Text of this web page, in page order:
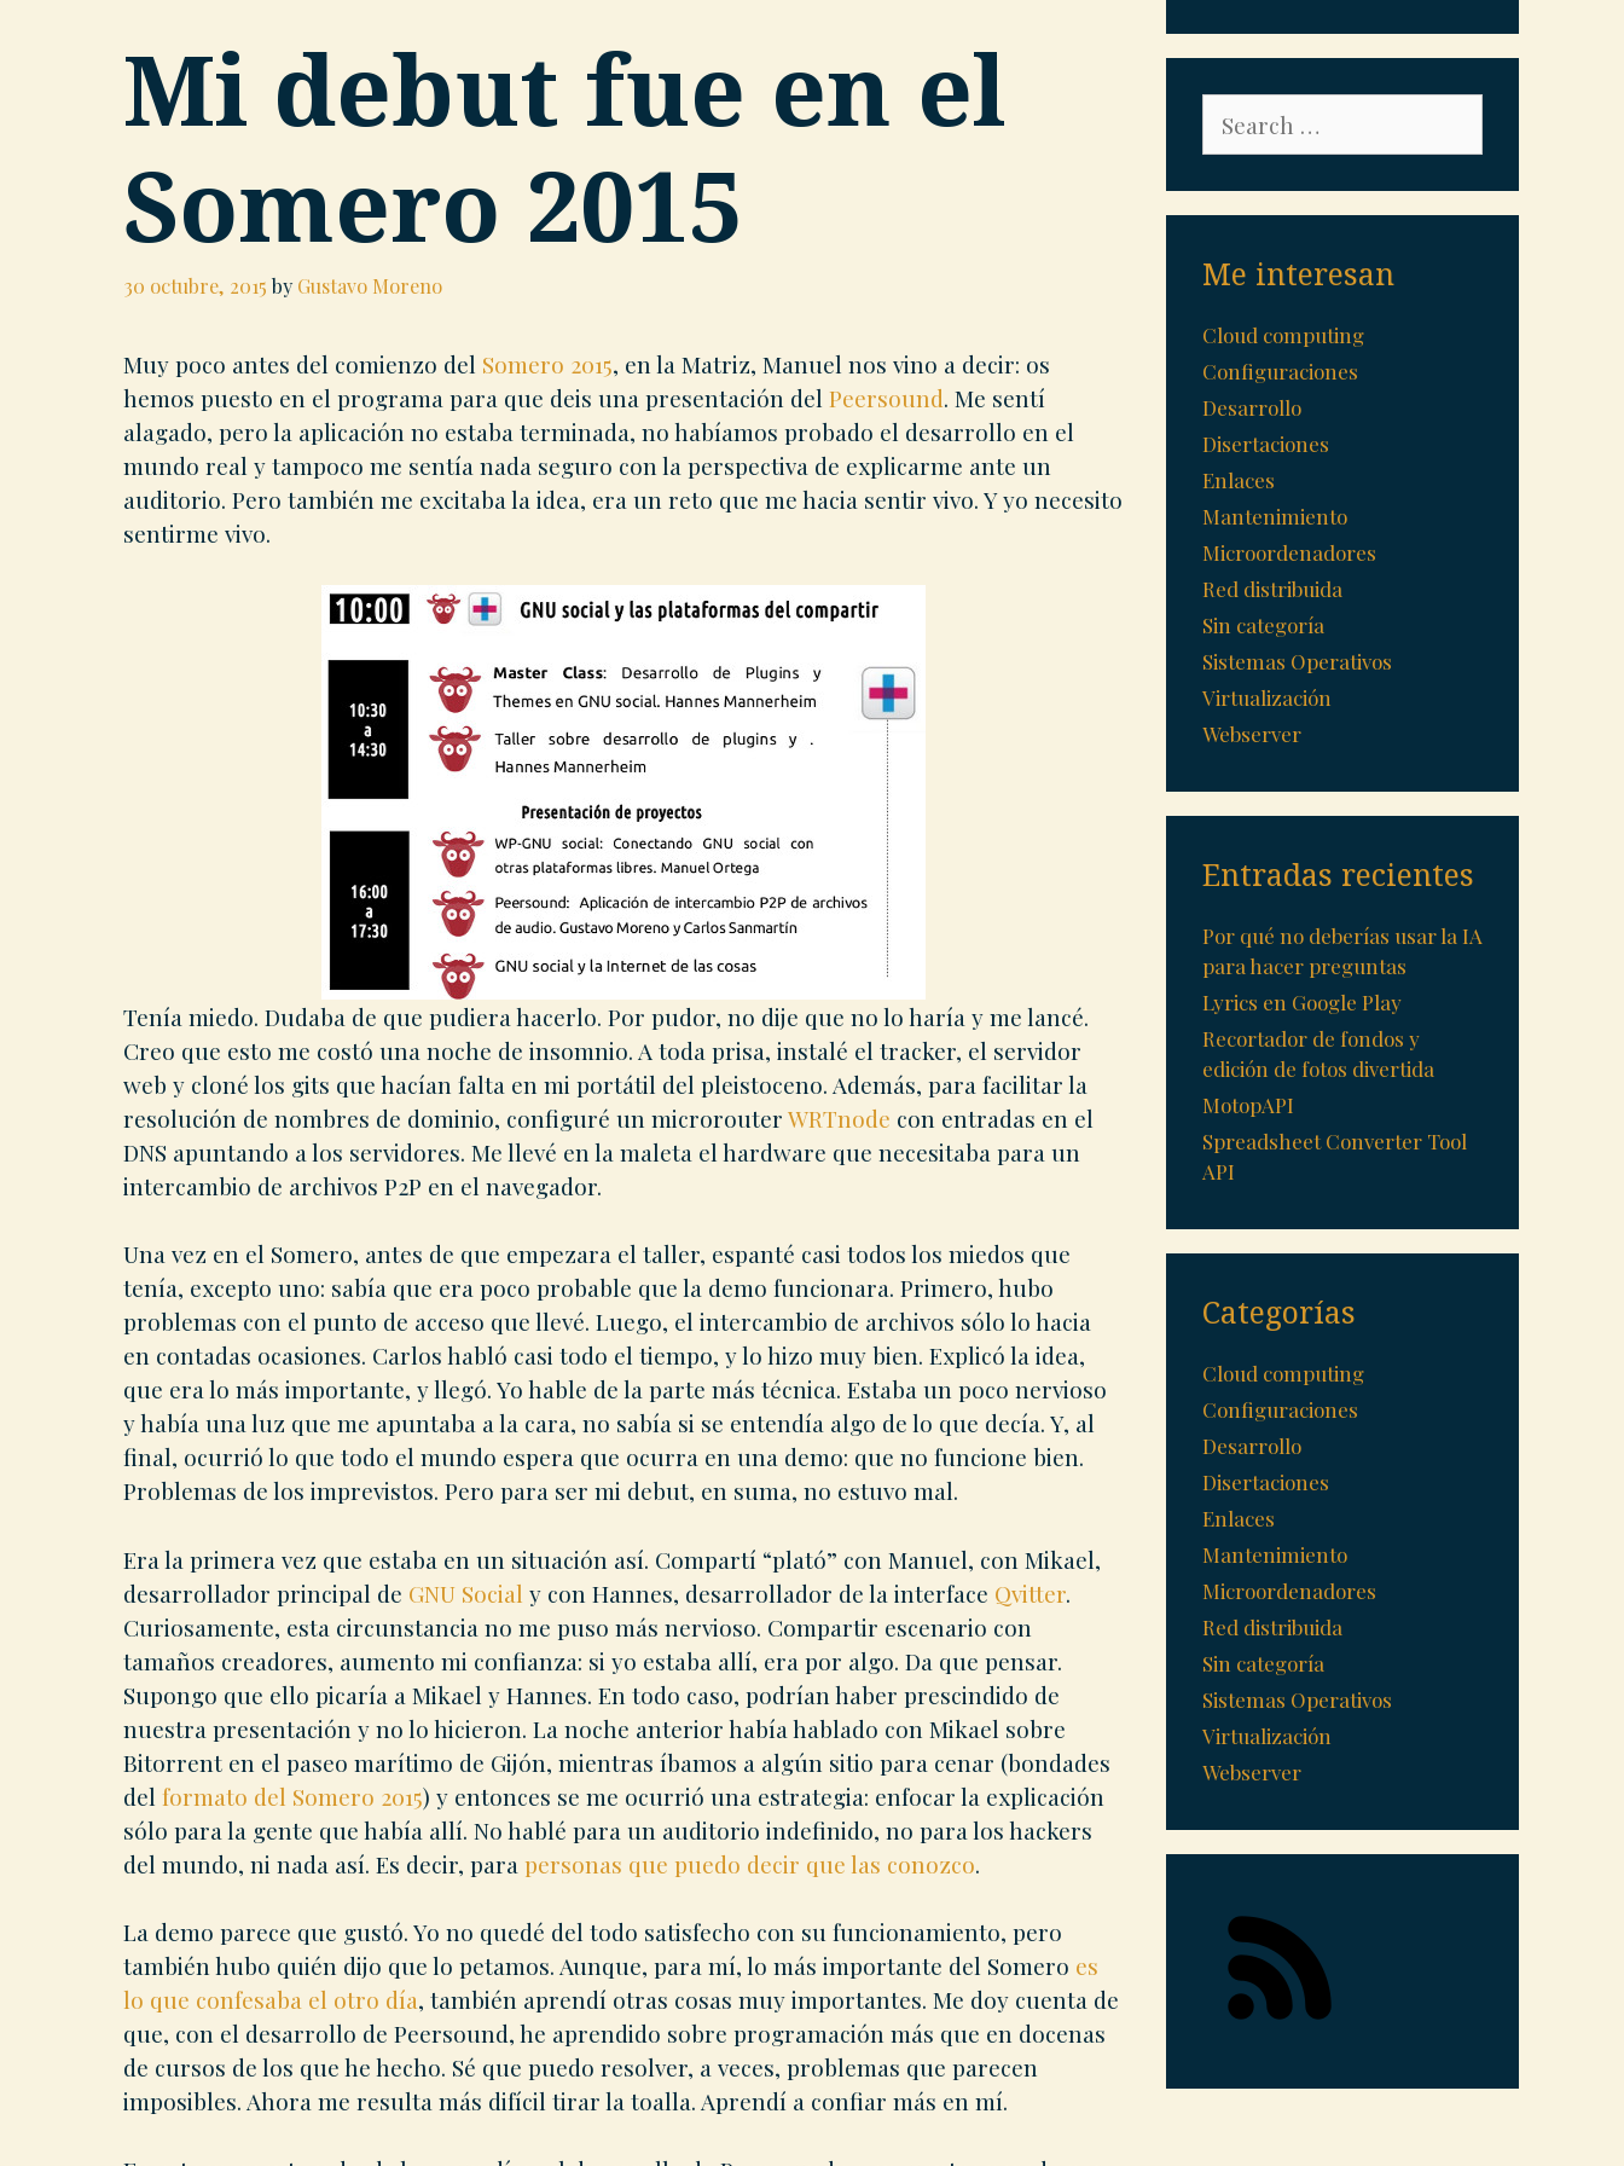
Mi debut fue en el
Somero 2015
30 octubre, 2015 by Gustavo Moreno
Muy poco antes del comienzo del Somero 2015, en la Matriz, Manuel nos vino a decir: os
hemos puesto en el programa para que deis una presentación del Peersound. Me sentí
alagado, pero la aplicación no estaba terminada, no habíamos probado el desarrollo en el
mundo real y tampoco me sentía nada seguro con la perspectiva de explicarme ante un
auditorio. Pero también me excitaba la idea, era un reto que me hacia sentir vivo. Y yo necesito
sentirme vivo.
Tenía miedo. Dudaba de que pudiera hacerlo. Por pudor, no dije que no lo haría y me lancé.
Creo que esto me costó una noche de insomnio. A toda prisa, instalé el tracker, el servidor
web y cloné los gits que hacían falta en mi portátil del pleistoceno. Además, para facilitar la
resolución de nombres de dominio, configuré un microrouterWRTnode con entradas en el
DNS apuntando a los servidores. Me llevé en la maleta el hardware que necesitaba para un
intercambio de archivos P2P en el navegador.
Una vez en el Somero, antes de que empezara el taller, espanté casi todos los miedos que
tenía, excepto uno: sabía que era poco probable que la demo funcionara. Primero, hubo
problemas con el punto de acceso que llevé. Luego, el intercambio de archivos sólo lo hacia
en contadas ocasiones. Carlos habló casi todo el tiempo, y lo hizo muy bien. Explicó la idea,
que era lo más importante, y llegó. Yo hable de la parte más técnica. Estaba un poco nervioso
y había una luz que me apuntaba a la cara, no sabía si se entendía algo de lo que decía. Y, al
final, ocurrió lo que todo el mundo espera que ocurra en una demo: que no funcione bien.
Problemas de los imprevistos. Pero para ser mi debut, en suma, no estuvo mal.
Era la primera vez que estaba en un situación así. Compartí “plató” con Manuel, con Mikael,
desarrollador principal de GNU Social y con Hannes, desarrollador de la interface Qvitter.
Curiosamente, esta circunstancia no me puso más nervioso. Compartir escenario con
tamaños creadores, aumento mi confianza: si yo estaba allí, era por algo. Da que pensar.
Supongo que ello picaría a Mikael y Hannes. En todo caso, podrían haber prescindido de
nuestra presentación y no lo hicieron. La noche anterior había hablado con Mikael sobre
Bitorrent en el paseo marítimo de Gijón, mientras íbamos a algún sitio para cenar (bondades
del formato del Somero 2015) y entonces se me ocurrió una estrategia: enfocar la explicación
sólo para la gente que había allí. No hablé para un auditorio indefinido, no para los hackers
del mundo, ni nada así. Es decir, para personas que puedo decir que las conozco.
La demo parece que gustó. Yo no quedé del todo satisfecho con su funcionamiento, pero
también hubo quién dijo que lo petamos. Aunque, para mí, lo más importante del Somero es
lo que confesaba el otro día, también aprendí otras cosas muy importantes. Me doy cuenta de
que, con el desarrollo de Peersound, he aprendido sobre programación más que en docenas
de cursos de los que he hecho. Sé que puedo resolver, a veces, problemas que parecen
imposibles. Ahora me resulta más difícil tirar la toalla. Aprendí a confiar más en mí.
for:
Me interesan
Cloud computing
Configuraciones
Desarrollo
Disertaciones
Enlaces
Mantenimiento
Microordenadores
Red distribuida
Sin categoría
Sistemas Operativos
Virtualización
Webserver
Entradas recientes
Por qué no deberías usar la IA
para hacer preguntas
Lyrics en Google Play
Recortador de fondos y
edición de fotos divertida
MotopAPI
Spreadsheet Converter Tool
API
Categorías
Cloud computing
Configuraciones
Desarrollo
Disertaciones
Enlaces
Mantenimiento
Microordenadores
Red distribuida
Sin categoría
Sistemas Operativos
Virtualización
Webserver